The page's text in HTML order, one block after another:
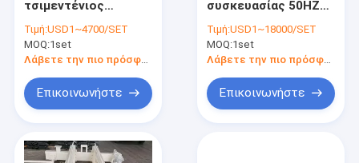
Αποστειρωμένη αερισμένη συγκεκριμένη γραμμή
Μηχανή τούβλου φραγμών
Κινητός τσιμεντένιος ογκόλιθος που κατασκευάζει τη
Η μηχανή AAC ανατρέπει τον πίνακα
τσιμεντένιος
δίσκων που
κατασκευάζει τη
μηχανή
Τιμή:USD1~4700/SET
MOQ:1set
Λάβετε την πιο πρόσφατη τιμή
Επικοινωνήστε
συσκευασίας 50HZ
Τιμή:USD1~18000/SET
MOQ:1set
Λάβετε την πιο πρόσφατη τιμή
Επικοινωνήστε